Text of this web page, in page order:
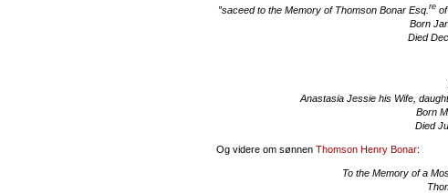
”saceed to the Memory of Thomson Bonar Esq. re
Born
Died
Anastasia Jessie his Wife,
Born
Died
Og videre om sønnen Thomson Henry Bonar:
To the Memory of a